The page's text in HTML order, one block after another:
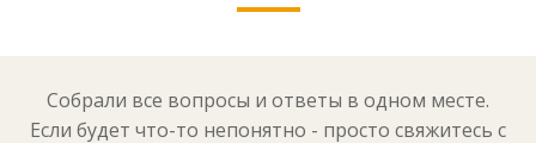
Собрали все вопросы и ответы в одном месте.
Если будет что-то непонятно - просто свяжитесь с